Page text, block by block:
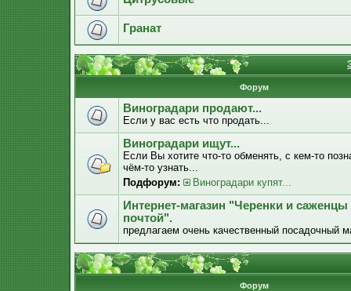
Гранат
Форум
Виноградари продают...
Если у вас есть что продать...
Виноградари ищут...
Если Вы хотите что-то обменять, с кем-то
чём-то узнать...
Подфорум:
Виноградари купят...
Интернет-магазин "Черенки и саженцы
почтой".
предлагаем очень качественный посадочный
Форум